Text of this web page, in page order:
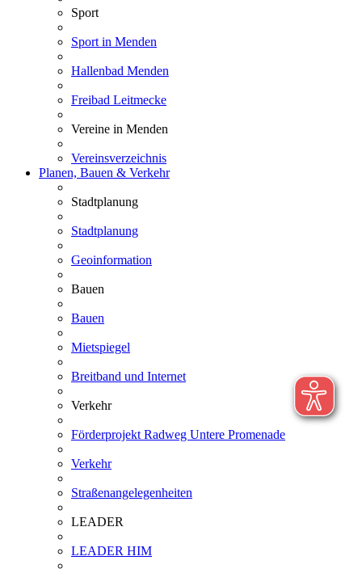
Sport
Sport in Menden
Hallenbad Menden
Freibad Leitmecke
Vereine in Menden
Vereinsverzeichnis
Planen, Bauen & Verkehr
Stadtplanung
Stadtplanung
Geoinformation
Bauen
Bauen
Mietspiegel
Breitband und Internet
Verkehr
Förderprojekt Radweg Untere Promenade
Verkehr
Straßenangelegenheiten
LEADER
LEADER HIM